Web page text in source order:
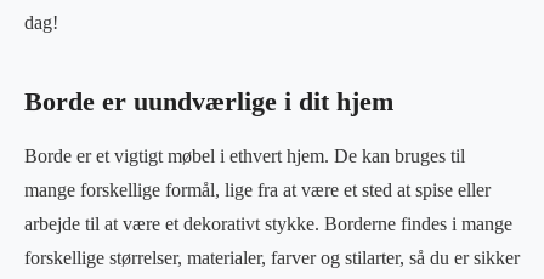
dag!
Borde er uundværlige i dit hjem
Borde er et vigtigt møbel i ethvert hjem. De kan bruges til
mange forskellige formål, lige fra at være et sted at spise eller
arbejde til at være et dekorativt stykke. Borderne findes i mange
forskellige størrelser, materialer, farver og stilarter, så du er sikker